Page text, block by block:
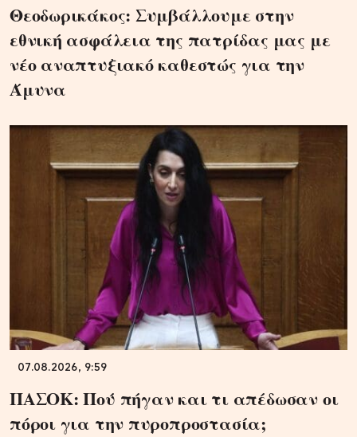
Θεοδωρικάκος: Συμβάλλουμε στην
εθνική ασφάλεια της πατρίδας μας με
νέο αναπτυξιακό καθεστώς για την
Άμυνα
07.08.2026, 9:59
ΠΑΣΟΚ: Πού πήγαν και τι απέδωσαν οι
πόροι για την πυροπροστασία;